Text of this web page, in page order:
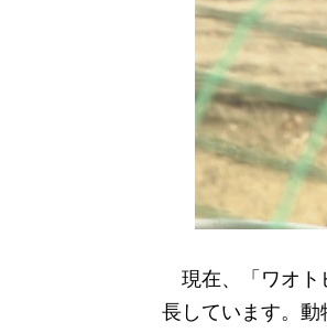
現在、「ワオト
長しています。動